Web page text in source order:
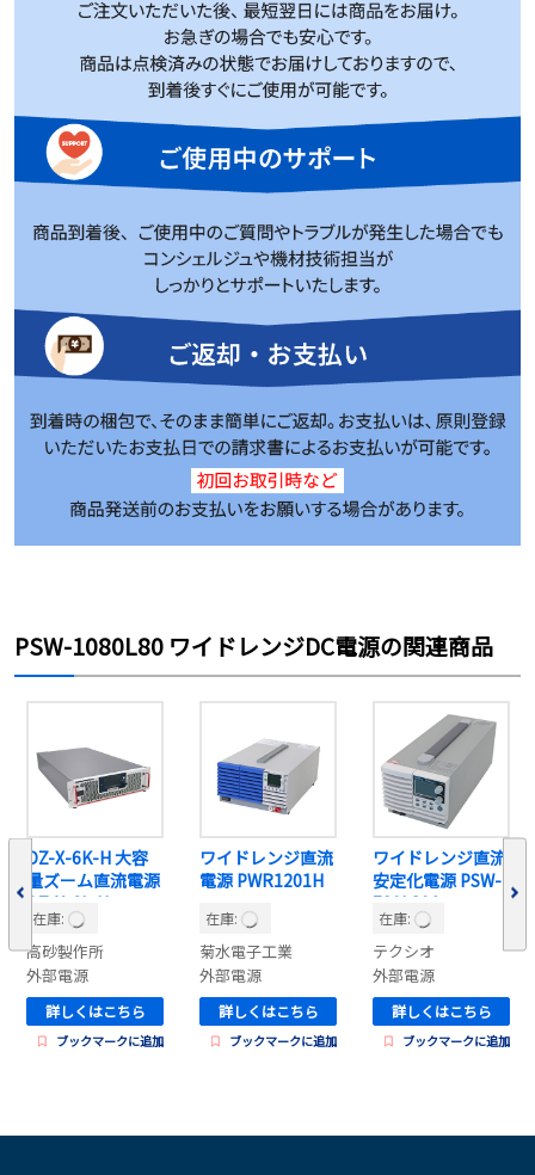
PSW-1080L80 ワイドレンジDC電源の関連商品
DZ-X-6K-H 大容
量ズーム直流電源
DZ-X-6k-H
在庫:
高砂製作所
外部電源
詳しくはこちら
ブックマークに追加
ワイドレンジ直流
電源 PWR1201H
在庫:
菊水電子工業
外部電源
詳しくはこちら
ブックマークに追加
ワイドレンジ直流
安定化電源 PSW-
720L80A
在庫:
テクシオ
外部電源
詳しくはこちら
ブックマークに追加